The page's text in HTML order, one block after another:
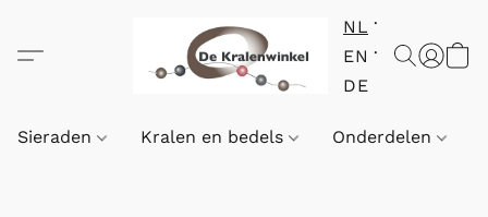
NL
EN
DE
Sieraden Kralen en bedels Onderdelen